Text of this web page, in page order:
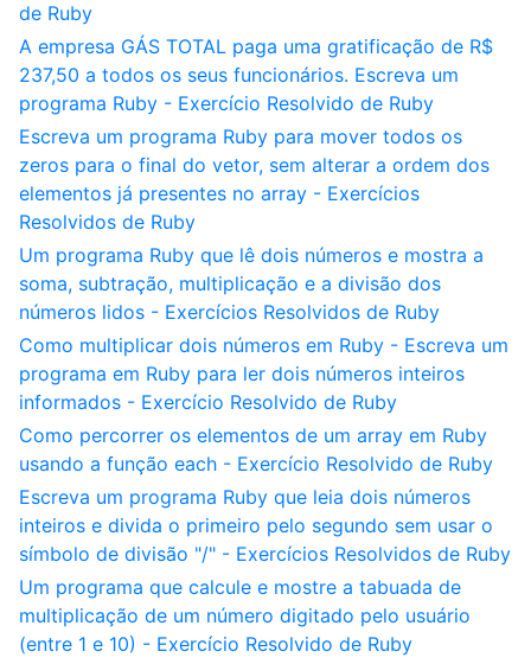
de Ruby
A empresa GÁS TOTAL paga uma gratificação de R$
237,50 a todos os seus funcionários. Escreva um
programa Ruby - Exercício Resolvido de Ruby
Escreva um programa Ruby para mover todos os
zeros para o final do vetor, sem alterar a ordem dos
elementos já presentes no array - Exercícios
Resolvidos de Ruby
Um programa Ruby que lê dois números e mostra a
soma, subtração, multiplicação e a divisão dos
números lidos - Exercícios Resolvidos de Ruby
Como multiplicar dois números em Ruby - Escreva um
programa em Ruby para ler dois números inteiros
informados - Exercício Resolvido de Ruby
Como percorrer os elementos de um array em Ruby
usando a função each - Exercício Resolvido de Ruby
Escreva um programa Ruby que leia dois números
inteiros e divida o primeiro pelo segundo sem usar o
símbolo de divisão "/" - Exercícios Resolvidos de Ruby
Um programa que calcule e mostre a tabuada de
multiplicação de um número digitado pelo usuário
(entre 1 e 10) - Exercício Resolvido de Ruby